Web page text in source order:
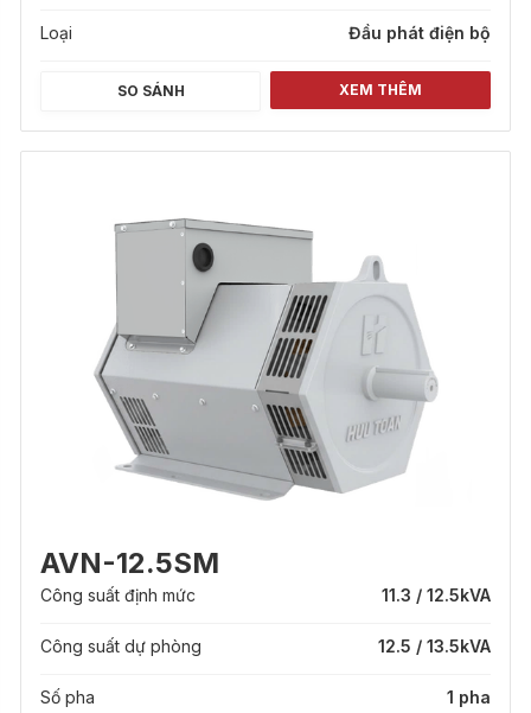
Loại Đầu phát điện bộ
SO SÁNH XEM THÊM
AVN-12.5SM
Công suất định mức 11.3 / 12.5kVA
Công suất dự phòng 12.5 / 13.5kVA
Số pha 1 pha